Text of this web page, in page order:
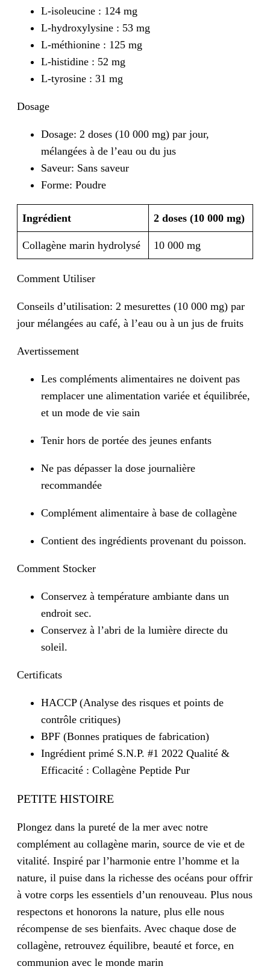
L-isoleucine : 124 mg
L-hydroxylysine : 53 mg
L-méthionine : 125 mg
L-histidine : 52 mg
L-tyrosine : 31 mg
Dosage
Dosage: 2 doses (10 000 mg) par jour,
mélangées à de l’eau ou du jus
Saveur: Sans saveur
Forme: Poudre
Ingrédient 2 doses (10 000 mg)
Collagène marin hydrolysé 10 000 mg
Comment Utiliser
Conseils d’utilisation: 2 mesurettes (10 000 mg) par
jour mélangées au café, à l’eau ou à un jus de fruits
Avertissement
Les compléments alimentaires ne doivent pas
remplacer une alimentation variée et équilibrée,
et un mode de vie sain
Tenir hors de portée des jeunes enfants
Ne pas dépasser la dose journalière
recommandée
Complément alimentaire à base de collagène
Contient des ingrédients provenant du poisson.
Comment Stocker
Conservez à température ambiante dans un
endroit sec.
Conservez à l’abri de la lumière directe du
soleil.
Certificats
HACCP (Analyse des risques et points de
contrôle critiques)
BPF (Bonnes pratiques de fabrication)
Ingrédient primé S.N.P. #1 2022 Qualité &
Efficacité : Collagène Peptide Pur
PETITE HISTOIRE
Plongez dans la pureté de la mer avec notre
complément au collagène marin, source de vie et de
vitalité. Inspiré par l’harmonie entre l’homme et la
nature, il puise dans la richesse des océans pour offrir
à votre corps les essentiels d’un renouveau. Plus nous
respectons et honorons la nature, plus elle nous
récompense de ses bienfaits. Avec chaque dose de
collagène, retrouvez équilibre, beauté et force, en
communion avec le monde marin